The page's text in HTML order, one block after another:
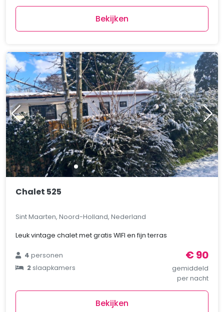
Bekijken
Chalet 525
Sint Maarten, Noord-Holland, Nederland
Leuk vintage chalet met gratis WIFI en fijn terras
4personen
2slaapkamers
€ 90
gemiddeld
per nacht
Bekijken